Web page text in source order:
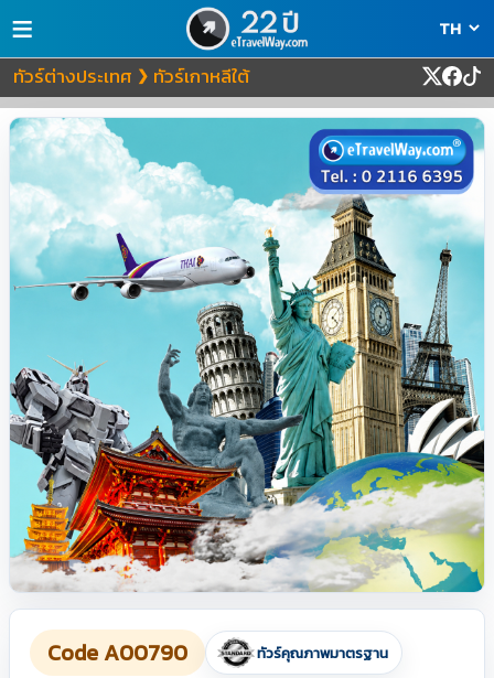
≡
ทัวร์ต่างประเทศ ❯ ทัวร์เกาหลีใต้
Code A00790 ทัวร์คุณภาพมาตรฐาน